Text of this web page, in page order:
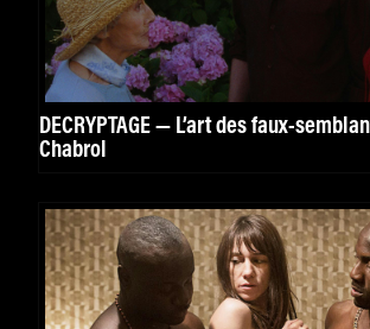
DÉCRYPTAGE — L’art des faux-
Chabrol